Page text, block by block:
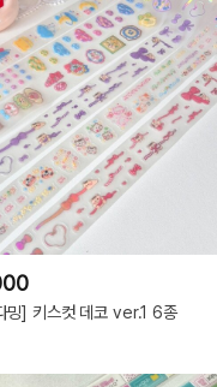
밍] 키스컷 데코 ver.1 6종